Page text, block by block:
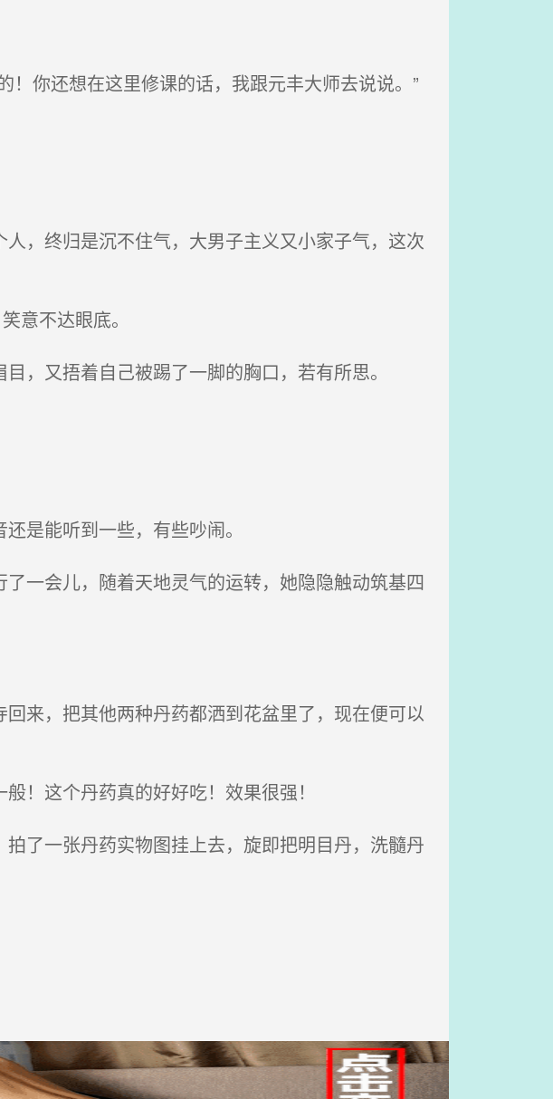
你还想在这里修课的话，我跟元丰大师去说说。”
，终归是沉不住气，大男子主义又小家子气，这次
意不达眼底。
，又捂着自己被踢了一脚的胸口，若有所思。
是能听到一些，有些吵闹。
一会儿，随着天地灵气的运转，她隐隐触动筑基四
来，把其他两种丹药都洒到花盆里了，现在便可以
！这个丹药真的好好吃！效果很强！
了一张丹药实物图挂上去，旋即把明目丹，洗髓丹